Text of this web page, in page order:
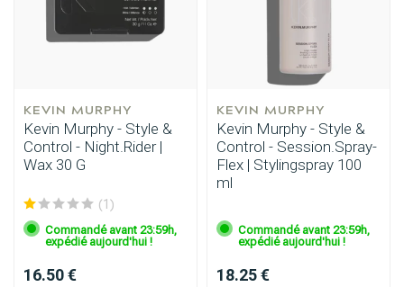
KEVIN MURPHY
Kevin Murphy - Style &
Control - Night.Rider |
Wax 30 G
(1)
Commandé avant 23:59h,
expédié aujourd'hui !
16.50 €
KEVIN MURPHY
Kevin Murphy - Style &
Control - Session.Spray-
Flex | Stylingspray 100
ml
Commandé avant 23:59h,
expédié aujourd'hui !
18.25 €